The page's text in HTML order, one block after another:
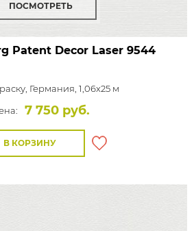
ПОСМОТРЕТЬ
Patent Decor Laser 9544
Германия, 1,06x25 м
7 750 руб.
В КОРЗИНУ